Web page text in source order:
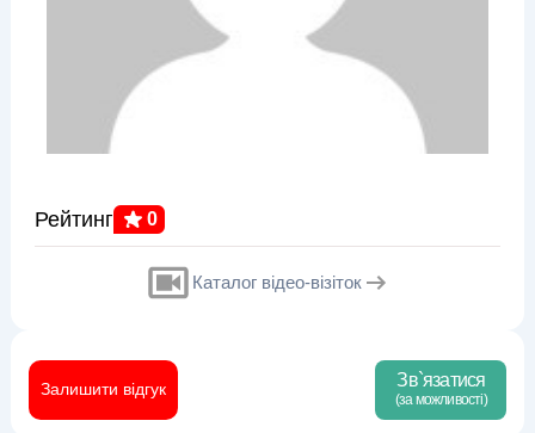
Рейтинг 0
Каталог відео-візіток
Залишити відгук Зв`язатися
(за можливості)